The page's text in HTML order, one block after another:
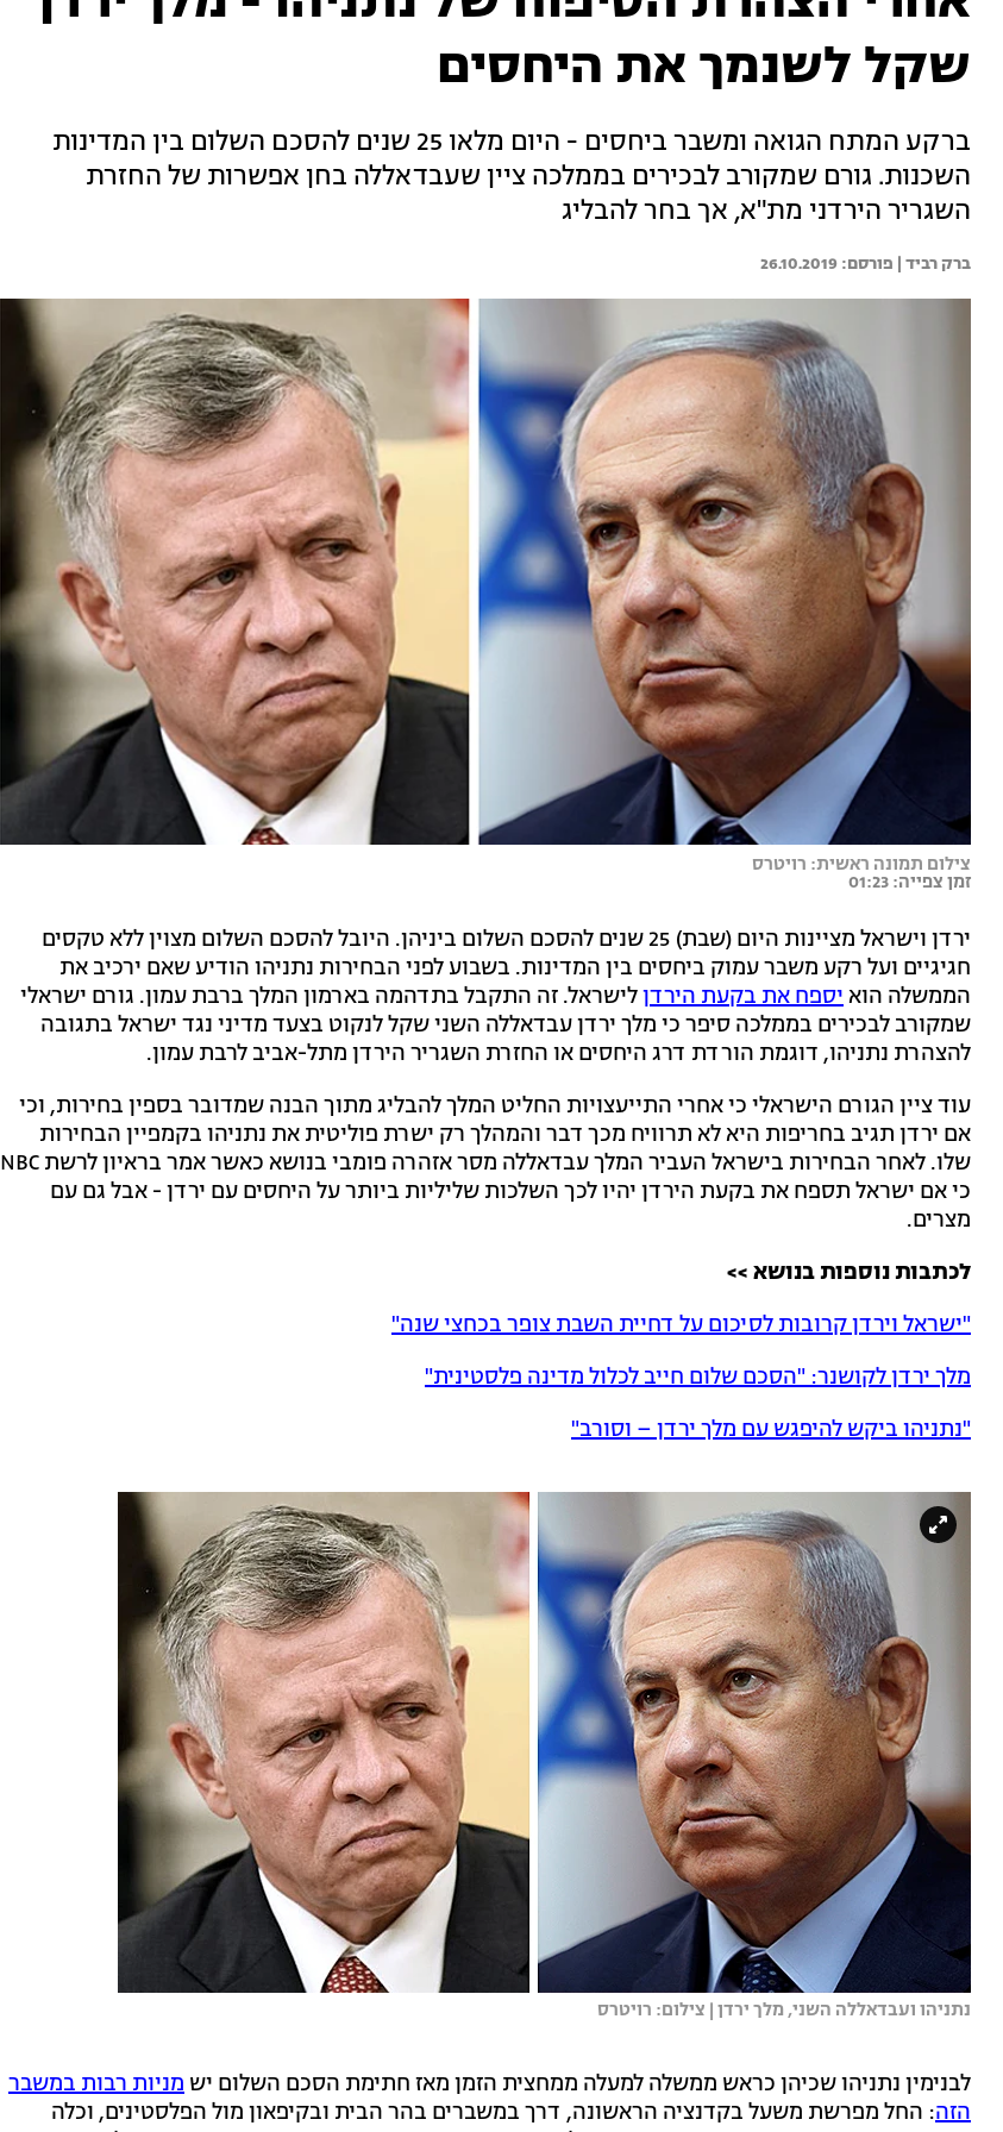
שקל לשנמך את היחסים
ברקע המתח הגואה ומשבר ביחסים - היום מלאו 25 שנים להסכם השלום בין המדינות
השכנות. גורם שמקורב לבכירים בממלכה ציין שעבדאללה בחן אפשרות של החזרת
השגריר הירדני מת"א, אך בחר להבליג
ברק רביד | 26.10.2019
צילום תמונה ראשית: רויטרס
זמן צפייה: 01:23
ירדן וישראל מציינות היום (שבת) 25 שנים להסכם השלום ביניהן. היובל להסכם השלום מצוין ללא טקסים
חגיגיים ועל רקע משבר עמוק ביחסים בין המדינות. בשבוע לפני הבחירות נתניהו הודיע שאם ירכיב את
הממשלה הואיספח את בקעת הירדןלישראל. זה התקבל בתדהמה בארמון המלך ברבת עמון. גורם ישראלי
שמקורב לבכירים בממלכה סיפר כי מלך ירדן עבדאללה השני שקל לנקוט בצעד מדיני נגד ישראל בתגובה
להצהרת נתניהו, דוגמת הורדת דרג היחסים או החזרת השגריר הירדן מתל-אביב לרבת עמון.
עוד ציין הגורם הישראלי כי אחרי התייעצויות החליט המלך להבליג מתוך הבנה שמדובר בספין בחירות, וכי
אם ירדן תגיב בחריפות היא לא תרוויח מכך דבר והמהלך רק ישרת פוליטית את נתניהו בקמפיין הבחירות
שלו. לאחר הבחירות בישראל העביר המלך עבדאללה מסר אזהרה פומבי בנושא כאשר אמר בראיון לרשת NBC
כי אם ישראל תספח את בקעת הירדן יהיו לכך השלכות שליליות ביותר על היחסים עם ירדן - אבל גם עם
מצרים.
לכתבות נוספות בנושא >>
"ישראל וירדן קרובות לסיכום על דחיית השבת צופר בכחצי שנה"
מלך ירדן לקושנר: "הסכם שלום חייב לכלול מדינה פלסטינית"
"נתניהו ביקש להיפגש עם מלך ירדן – וסורב"
נתניהו ועבדאללה השני, מלך ירדן | צילום: רויטרס
לבנימין נתניהו שכיהן כראש ממשלה למעלה ממחצית הזמן מאז חתימת הסכם השלום יש מניות רבות במשבר
הזה: החל מפרשת משעל בקדנציה הראשונה, דרך במשברים בהר הבית ובקיפאון מול הפלסטינים, וכלה